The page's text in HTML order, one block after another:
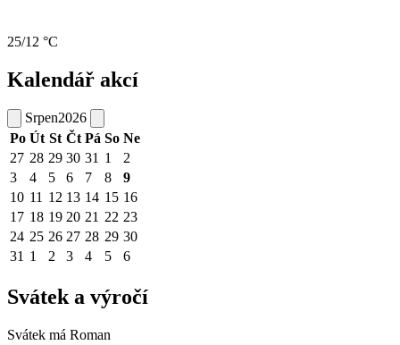
25/12 °C
Kalendář akcí
Srpen2026
Po Út St Čt Pá So Ne
27 28 29 30 31 1
2
3
4 5 6 7 8
9
10 11 12 13 14 15 16
17 18 19 20 21 22 23
24 25 26 27 28 29 30
31 1 2 3 4 5 6
Svátek a výročí
Svátek má Roman